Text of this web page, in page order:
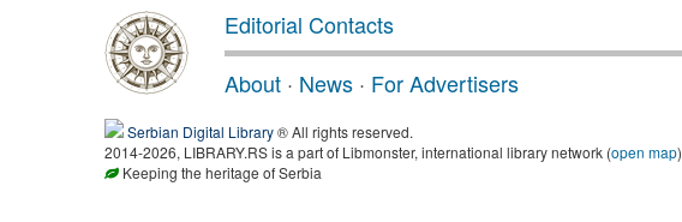
Editorial Contacts
About · News · For Advertisers
Serbian Digital Library® All rights reserved.
2014-2026, LIBRARY.RS is a part of Libmonster, international library network (open map)
Keeping the heritage of Serbia